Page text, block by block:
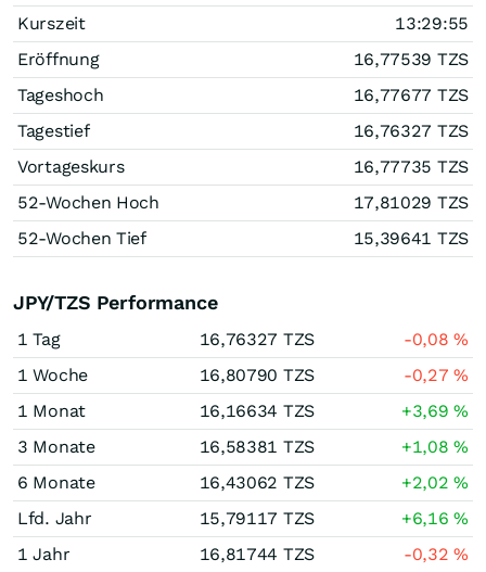
Kurszeit
13:29:55
Eröffnung
16,77539 TZS
Tageshoch
16,77677 TZS
Tagestief
16,76327 TZS
Vortageskurs
16,77735 TZS
52-Wochen Hoch
17,81029 TZS
52-Wochen Tief
15,39641 TZS
JPY/TZS Performance
1 Tag 16,76327 TZS -0,08%
1 Woche
16,80790 TZS -0,27%
1 Monat
16,16634 TZS +3,69%
3 Monate
16,58381 TZS +1,08%
6 Monate
16,43062 TZS +2,02%
Lfd. Jahr
15,79117 TZS +6,16%
1 Jahr
16,81744 TZS -0,32%